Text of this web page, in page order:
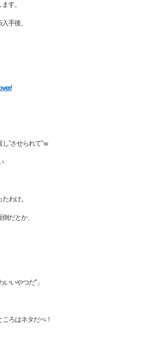
す。
手後、
”させられて”ｗ
わけ。
だとか、
いやつだ”」
ろはネタだべ！